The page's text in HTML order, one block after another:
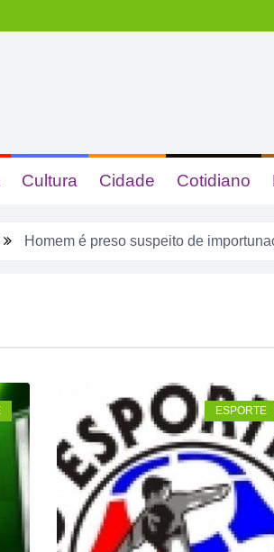
Cultura Cidade Cotidiano
Rio Verde encara o Bom Jesus às
Estagiário tenta atuar como
Rio Verde 178 anos: a cidade que
Homem é detido por violência
Polícia Militar recupera bicicleta
Associação Atlética Rioverdense
ESPORTE